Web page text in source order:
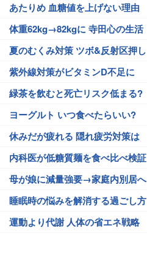
あたりめ 血糖値を上げない理由
体重62kg→82kgに 寺田心の生活
夏のむくみ対策 ツボ&反射区押し
紫外線対策がビタミンD不足に
緑茶を飲むと死亡リスク低まる?
ヨーグルト いつ食べたらいい?
休みだが疲れる 隠れ疲労対策は
内科医が低糖質麺を食べ比べ検証
母が娘に減量強要→家庭内別居へ
睡眠時の悩みを解消する過ごし方
運動より代謝 人体の省エネ戦略